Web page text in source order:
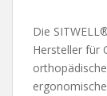
Die
Hersteller für